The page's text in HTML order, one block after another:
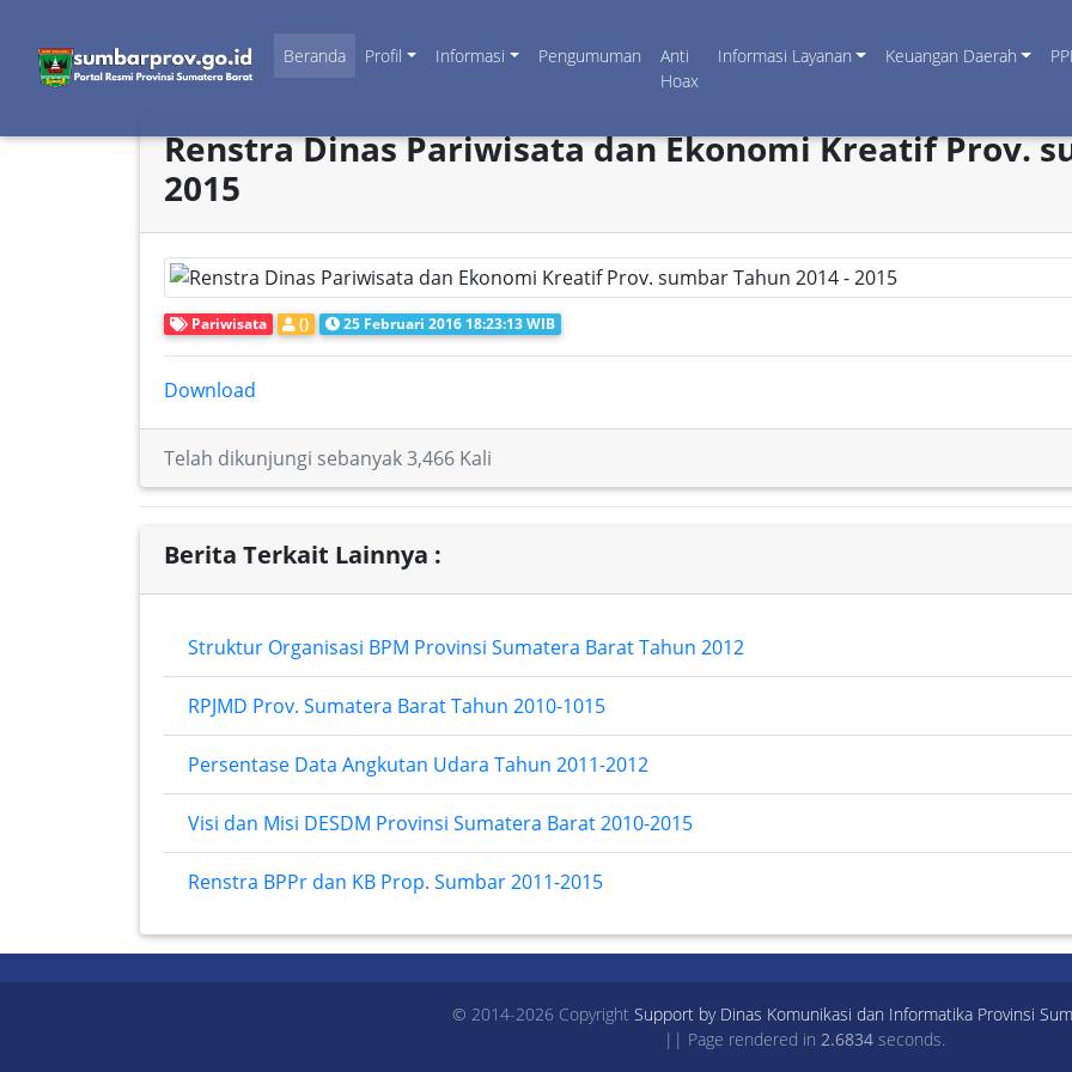
Beranda Profil Informasi Pengumuman
Anti
Hoax
Informasi Layanan Keuangan Daerah
Renstra Dinas Pariwisata dan Ekonomi Kreatif Prov.
2015
Pariwisata () 25 Februari 2016 18:23:13 WIB
Download
Telah dikunjungi sebanyak 3,466 Kali
Berita Terkait Lainnya :
Struktur Organisasi BPM Provinsi Sumatera Barat Tahun 2012
RPJMD Prov. Sumatera Barat Tahun 2010-1015
Persentase Data Angkutan Udara Tahun 2011-2012
Visi dan Misi DESDM Provinsi Sumatera Barat 2010-2015
Renstra BPPr dan KB Prop. Sumbar 2011-2015
© 2014-2026 Copyright Support by Dinas Komunikasi dan Informatika Provinsi
|| Page rendered in 2.6834seconds.